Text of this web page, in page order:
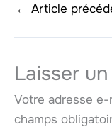
← Article
Laisser
Votre adresse e-
champs